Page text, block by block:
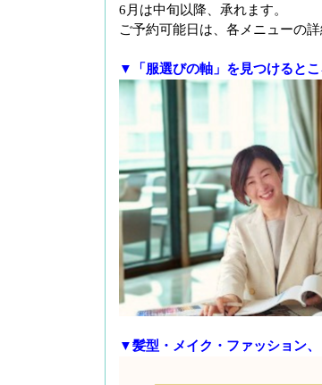
6月は中旬以降、承れます。
ご予約可能日は、各メニューの
▼「服選びの軸」を見つけると
▼髪型・メイク・ファッション